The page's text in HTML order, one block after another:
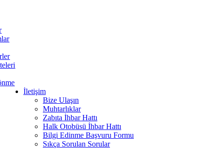
İletişim
Bize Ulaşın
Muhtarlıklar
Zabıta İhbar Hattı
Halk Otobüsü İhbar Hattı
Bilgi Edinme Başvuru Formu
Sıkça Sorulan Sorular